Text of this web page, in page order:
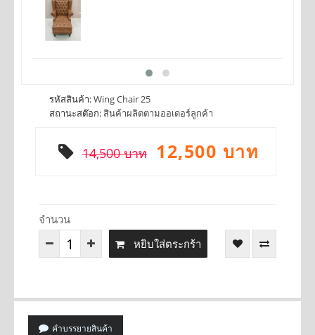
รหัสสินค้า:Wing Chair 25
สถานะสต๊อก: สินค้าผลิตตามออเดอร์ลูกค้า
14,500 บาท 12,500 บาท
จำนวน
หยิบใส่ตระกร้า
คำบรรยายสินค้า